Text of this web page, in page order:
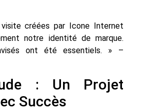
créées par Icone Internet
notre identité de marque.
ont été essentiels. » –
: Un Projet
Succès